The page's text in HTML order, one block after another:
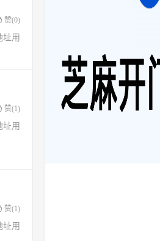
赞(0)
址用
赞(1)
址用
赞(1)
址用